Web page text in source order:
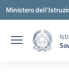
Vai ai contenuti
Vai al menu di
Vai al footer
Ministero